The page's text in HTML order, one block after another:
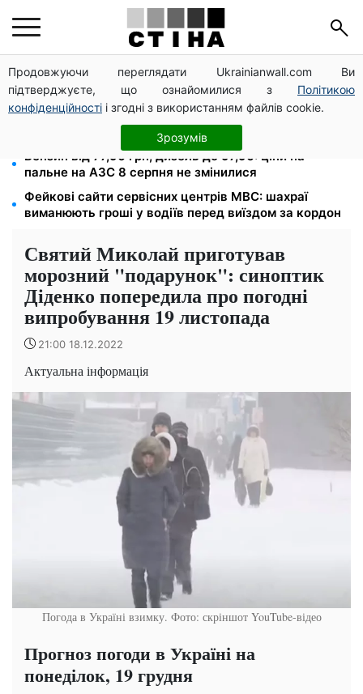
Продовжуючи переглядати Ukrainianwall.com Ви
підтверджуєте, що ознайомилися з Політикою
конфіденційності і згодні з використанням файлів cookie.
Зрозумів
Тарифи Київстар і Vodafone подешевшали до 50%:
скільки коштує зв'язок у серпні
До 19 400 грн на дрова: ПФУ приймає заяви на
субсидію для власників пічного опалення
Бензин від 77,90 грн, дизель до 97,90: ціни на
пальне на АЗС 8 серпня не змінилися
Фейкові сайти сервісних центрів МВС: шахраї
виманюють гроші у водіїв перед виїздом за кордон
Святий Миколай приготував
морозний "подарунок": синоптик
Діденко попередила про погодні
випробування 19 листопада
21:00 18.12.2022
Актуальна інформація
Погода в Україні взимку. Фото: скріншот YouTube-відео
Прогноз погоди в Україні на
понеділок, 19 грудня